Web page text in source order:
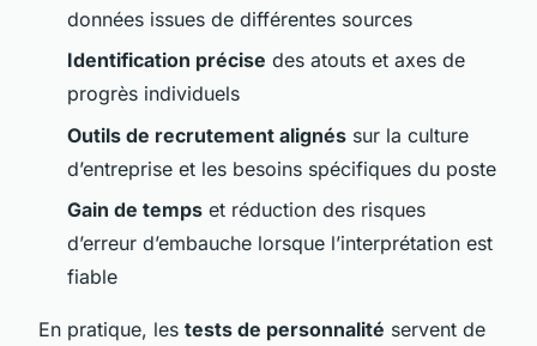
données issues de différentes sources
Identification précise des atouts et axes de
progrès individuels
Outils de recrutement alignés sur la culture
d’entreprise et les besoins spécifiques du poste
Gain de temps et réduction des risques
d’erreur d’embauche lorsque l’interprétation est
fiable
En pratique, les tests de personnalité servent de